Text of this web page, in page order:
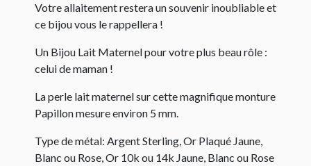
Votre allaitement restera un souvenir inoubliable et
ce bijou vous le rappellera !
Un Bijou Lait Maternel pour votre plus beau rôle :
celui de maman !
La perle lait maternel sur cette magnifique monture
Papillon mesure environ 5 mm.
Type de métal: Argent Sterling, Or Plaqué Jaune,
Blanc ou Rose, Or 10k ou 14k Jaune, Blanc ou Rose